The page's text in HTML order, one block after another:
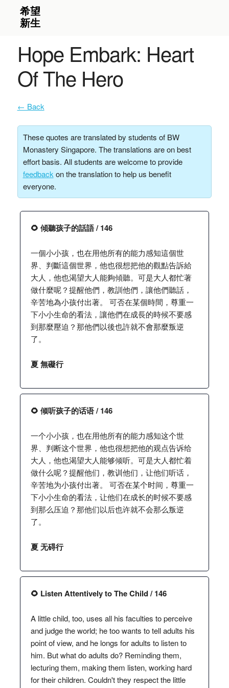
Hope Embark: Heart
Of The Hero
← Back
These quotes are translated by students of BW
Monastery Singapore. The translations are on best
effort basis. All students are welcome to provide
feedback on the translation to help us benefit
everyone.
🌻 傾聽孩子的話語 / 146
一個小小孩，也在用他所有的能力感知這個世
界、判斷這個世界，他也很想把他的觀點告訴給
大人，他也渴望大人能夠傾聽。可是大人都忙著
做什麼呢？提醒他們，教訓他們，讓他們聽話，
辛苦地為小孩付出著。 可否在某個時間，尊重一
下小小生命的看法，讓他們在成長的時候不要感
到那麼壓迫？那他們以後也許就不會那麼叛逆
了。
夏 無礙行
🌻 倾听孩子的话语 / 146
一个小小孩，也在用他所有的能力感知这个世
界、判断这个世界，他也很想把他的观点告诉给
大人，他也渴望大人能够倾听。可是大人都忙着
做什么呢？提醒他们，教训他们，让他们听话，
辛苦地为小孩付出著。 可否在某个时间，尊重一
下小小生命的看法，让他们在成长的时候不要感
到那么压迫？那他们以后也许就不会那么叛逆
了。
夏 无碍行
🌻 Listen Attentively to The Child / 146
A little child, too, uses all his faculties to perceive
and judge the world; he too wants to tell adults his
point of view, and he longs for adults to listen to
him. But what do adults do? Reminding them,
lecturing them, making them listen, working hard
for their children. Couldn't they respect the little